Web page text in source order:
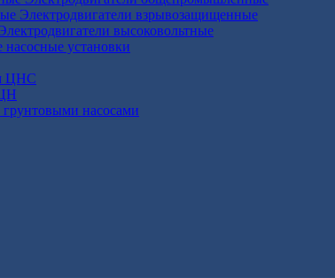
Электродвигатели взрывозащищенные
высоковольтные
насосные установки
ЦНС
насосами